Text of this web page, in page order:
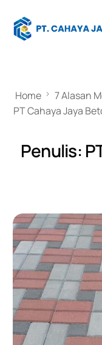
Home
7 Alasan
PT Cahaya Jaya
Penulis: